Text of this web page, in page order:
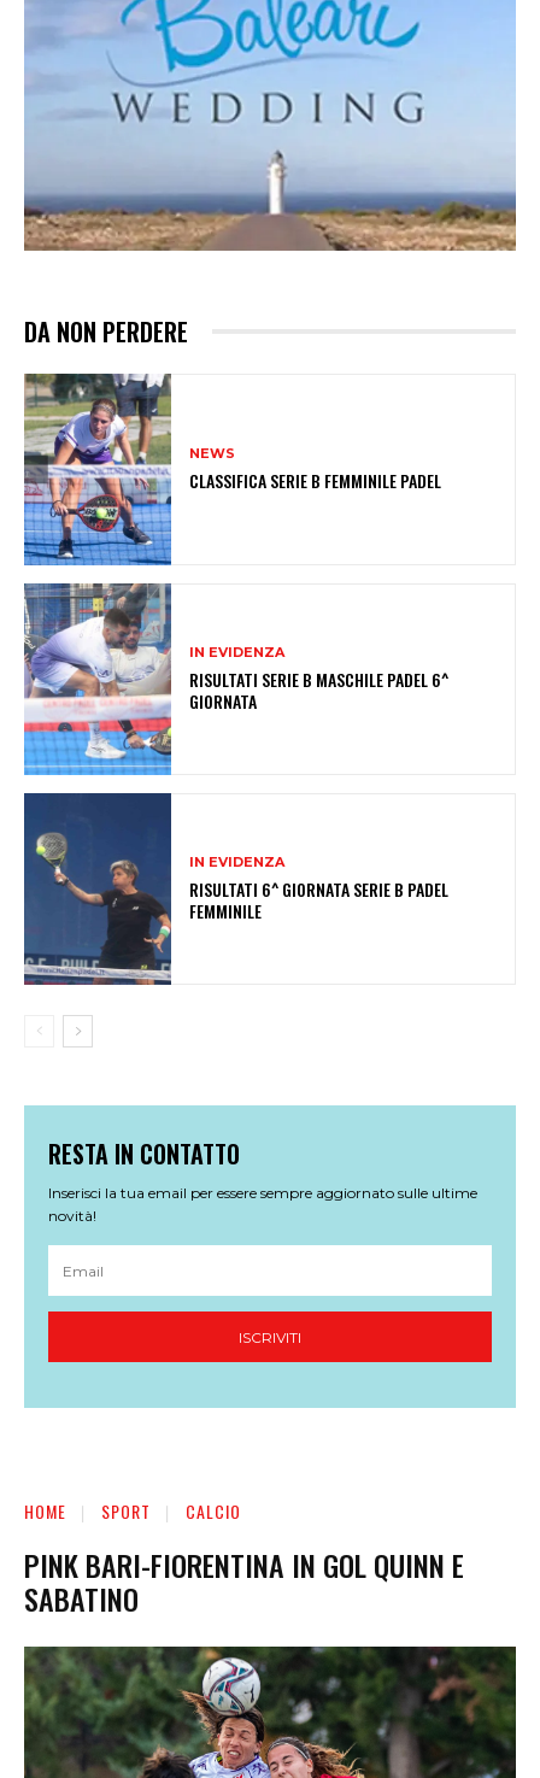
DA NON PERDERE
NEWS
CLASSIFICA SERIE B FEMMINILE PADEL
IN EVIDENZA
RISULTATI SERIE B MASCHILE PADEL 6^
GIORNATA
IN EVIDENZA
RISULTATI 6^ GIORNATA SERIE B PADEL
FEMMINILE
RESTA IN CONTATTO
Inserisci la tua email per essere sempre aggiornato sulle ultime
novità!
ISCRIVITI